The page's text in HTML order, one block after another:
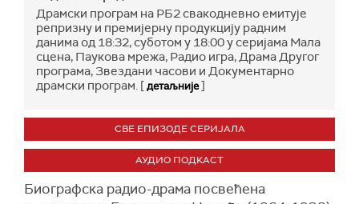
Драмски програм на РБ2 свакодневно емитује
репризну и премијерну продукцију радним
данима од 18:32, суботом у 18:00 у серијама Мала
сцена, Паукова мрежа, Радио игра, Драма Другог
програма, Звездани часови и Документарно
драмски програм. [детаљније]
СВЕ ЕПИЗОДЕ СЕРИЈАЛА
АУДИО ПОДКАСТ
Биографска радио-драма посвећена